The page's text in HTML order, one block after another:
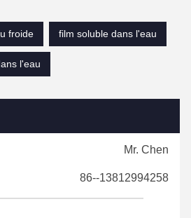
froide
film soluble dans l'eau
l'eau
Mr. Chen
86--13812994258